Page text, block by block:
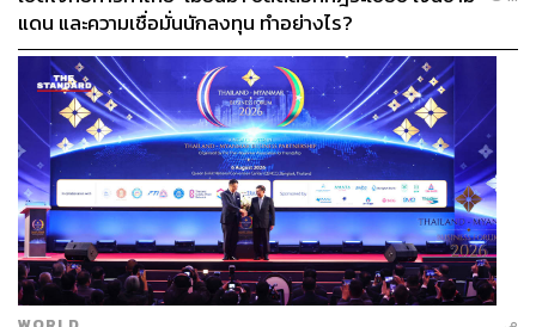
แดน และความเชื่อมั่นนักลงทุน ทำอย่างไร?